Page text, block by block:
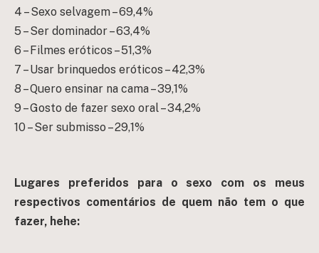
4 – Sexo selvagem – 69,4%
5 – Ser dominador – 63,4%
6 – Filmes eróticos – 51,3%
7 – Usar brinquedos eróticos – 42,3%
8 – Quero ensinar na cama – 39,1%
9 – Gosto de fazer sexo oral – 34,2%
10 – Ser submisso – 29,1%
Lugares preferidos para o sexo com os meus
respectivos comentários de quem não tem o que
fazer, hehe: